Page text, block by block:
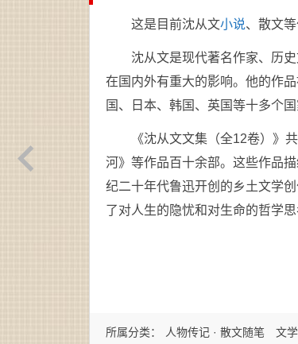
这是目前沈从文小说、散文
沈从文是现代著名作家、历
在国内外有重大的影响。他的作
国、日本、韩国、英国等十多个
《沈从文文集（全12卷）》
河》等作品百十余部。这些作品
纪二十年代鲁迅开创的乡土文学
了对人生的隐忧和对生命的哲学
所属分类： 人物传记 · 散文随笔 文